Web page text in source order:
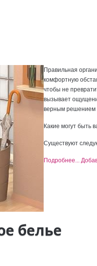
Правильная
комфортную
чтобы не
вызывает
верным решением
Какие могут быть
Существуют
Подробнее...
белье